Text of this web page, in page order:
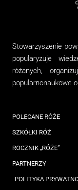
Stowarzyszenie
popularyzuje
różanych, organizuj
popularnonaukowe
POLECANE RÓŻE
SZKÓŁKI RÓŻ
ROCZNIK „RÓŻE”
PARTNERZY
POLITYKA